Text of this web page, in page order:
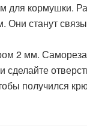
для кормушки.
Они станут
2 мм.
получился